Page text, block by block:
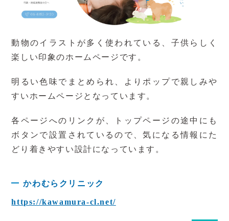
動物のイラストが多く使われている、子供らしく
楽しい印象のホームページです。
明るい色味でまとめられ、よりポップで親しみや
すいホームページとなっています。
各ページへのリンクが、トップページの途中にも
ボタンで設置されているので、気になる情報にた
どり着きやすい設計になっています。
かわむらクリニック
https://kawamura-cl.net/